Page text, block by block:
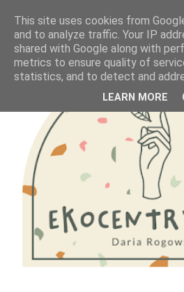
This site uses cookies from
and to analyze traffic. Your IP
shared with Google along with
metrics to ensure quality of
statistics, and to detect and
LEARN MORE